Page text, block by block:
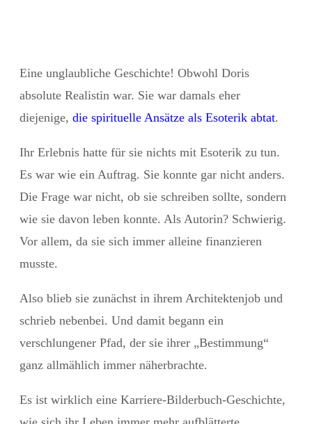
Eine unglaubliche Geschichte! Obwohl Doris
absolute Realistin war. Sie war damals eher
diejenige, die spirituelle Ansätze als Esoterik abtat.
Ihr Erlebnis hatte für sie nichts mit Esoterik zu tun.
Es war wie ein Auftrag. Sie konnte gar nicht anders.
Die Frage war nicht, ob sie schreiben sollte, sondern
wie sie davon leben konnte. Als Autorin? Schwierig.
Vor allem, da sie sich immer alleine finanzieren
musste.
Also blieb sie zunächst in ihrem Architektenjob und
schrieb nebenbei. Und damit begann ein
verschlungener Pfad, der sie ihrer „Bestimmung“
ganz allmählich immer näherbrachte.
Es ist wirklich eine Karriere-Bilderbuch-Geschichte,